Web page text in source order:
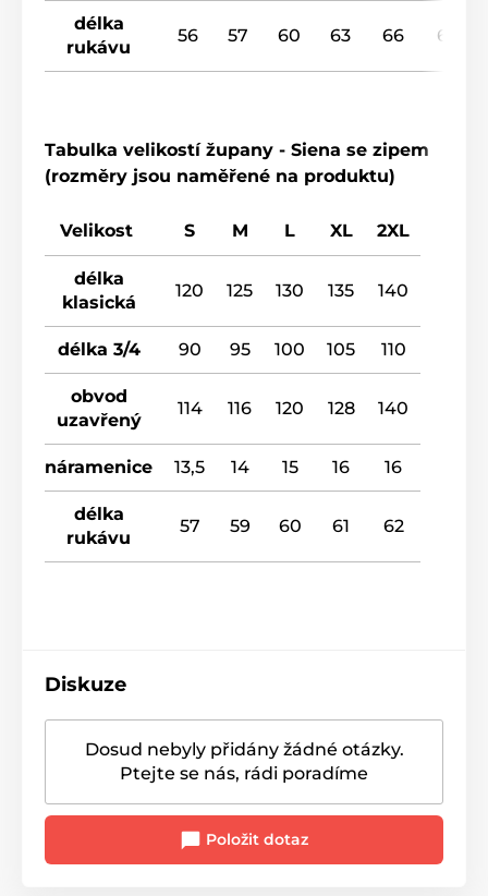
délka
rukávu
56 57 60 63 66 67
Tabulka velikostí župany - Siena se zipem
(rozměry jsou naměřené na produktu)
Velikost S M L XL 2XL
délka
klasická
120 125 130 135 140
délka 3/4 90 95 100 105 110
obvod
uzavřený
114 116 120 128 140
náramenice 13,5 14 15 16 16
délka
rukávu
57 59 60 61 62
Diskuze
Dosud nebyly přidány žádné otázky.
Ptejte se nás, rádi poradíme
Položit dotaz